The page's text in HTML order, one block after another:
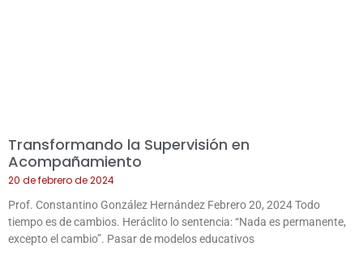
Transformando la Supervisión en
Acompañamiento
20 de febrero de 2024
Prof. Constantino González Hernández Febrero 20, 2024 Todo
tiempo es de cambios. Heráclito lo sentencia: “Nada es permanente,
excepto el cambio”. Pasar de modelos educativos